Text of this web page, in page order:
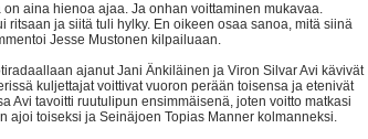
aina hienoa ajaa. Ja onhan voittaminen mukavaa.
ritsaan ja siitä tuli hylky. En oikeen osaa sanoa, mitä siinä
Jesse Mustonen kilpailuaan.
ajanut Jani Änkiläinen ja Viron Silvar Avi kävivät
kuljettajat voittivat vuoron perään toisensa ja etenivät
Avi tavoitti ruutulipun ensimmäisenä, joten voitto matkasi
ajoi toiseksi ja Seinäjoen Topias Manner kolmanneksi.